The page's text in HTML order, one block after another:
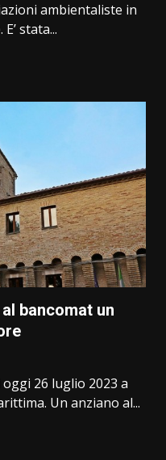
ambientaliste in
stata...
bancomat un
oggi 26 luglio 2023 a
Un anziano al...